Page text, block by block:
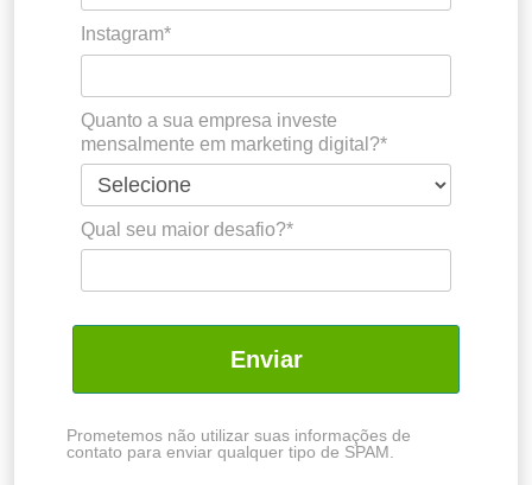
Instagram*
Quanto a sua empresa investe
mensalmente em marketing digital?*
Qual seu maior desafio?*
Enviar
Prometemos não utilizar suas informações de
contato para enviar qualquer tipo de SPAM.